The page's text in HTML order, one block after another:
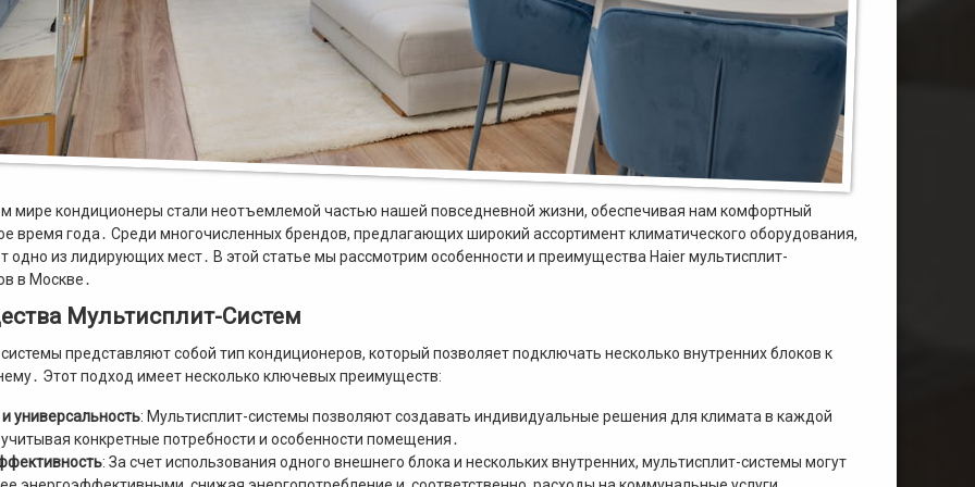
мире кондиционеры стали неотъемлемой частью нашей повседневной жизни, обеспечивая нам комфортный
время года․ Среди многочисленных брендов, предлагающих широкий ассортимент климатического оборудования,
одно из лидирующих мест․ В этой статье мы рассмотрим особенности и преимущества Haier мультисплит-
в Москве․
Мультисплит-Систем
представляют собой тип кондиционеров, который позволяет подключать несколько внутренних блоков к
Этот подход имеет несколько ключевых преимуществ:
и универсальность: Мультисплит-системы позволяют создавать индивидуальные решения для климата в каждой
конкретные потребности и особенности помещения․
: За счет использования одного внешнего блока и нескольких внутренних, мультисплит-системы могут